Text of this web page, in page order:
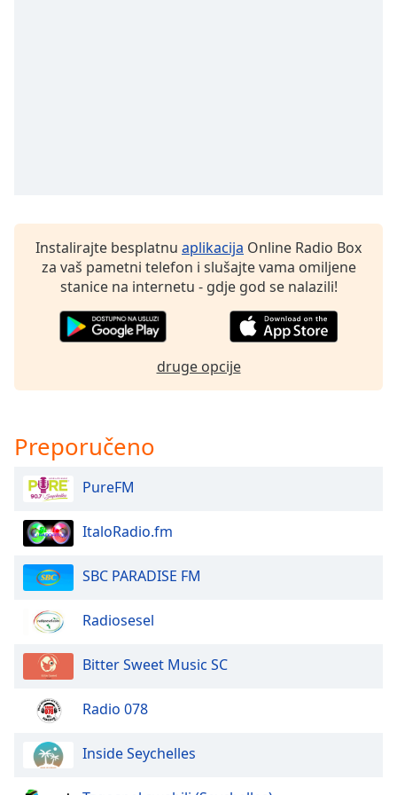
Text
Color
Color
Opacity
Caption
Background
Color
Font
Instalirajte besplatnu aplikacija Online Radio Box
za vaš pametni telefon i slušajte vama omiljene
stanice na internetu - gdje god se nalazili!
druge opcije
Preporučeno
PureFM
ItaloRadio.fm
SBC PARADISE FM
Radiosesel
Bitter Sweet Music SC
Radio 078
Inside Seychelles